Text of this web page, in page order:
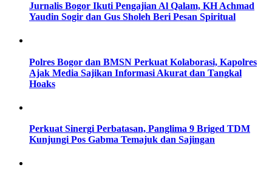
Jurnalis Bogor Ikuti Pengajian Al Qalam, KH Achmad
Yaudin Sogir dan Gus Sholeh Beri Pesan Spiritual
Polres Bogor dan BMSN Perkuat Kolaborasi, Kapolres
Ajak Media Sajikan Informasi Akurat dan Tangkal
Hoaks
Perkuat Sinergi Perbatasan, Panglima 9 Briged TDM
Kunjungi Pos Gabma Temajuk dan Sajingan